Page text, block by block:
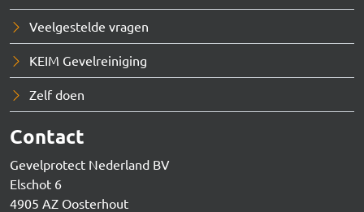
Veelgestelde vragen
KEIM Gevelreiniging
Zelf doen
Contact
Gevelprotect Nederland BV
Elschot 6
4905 AZ Oosterhout